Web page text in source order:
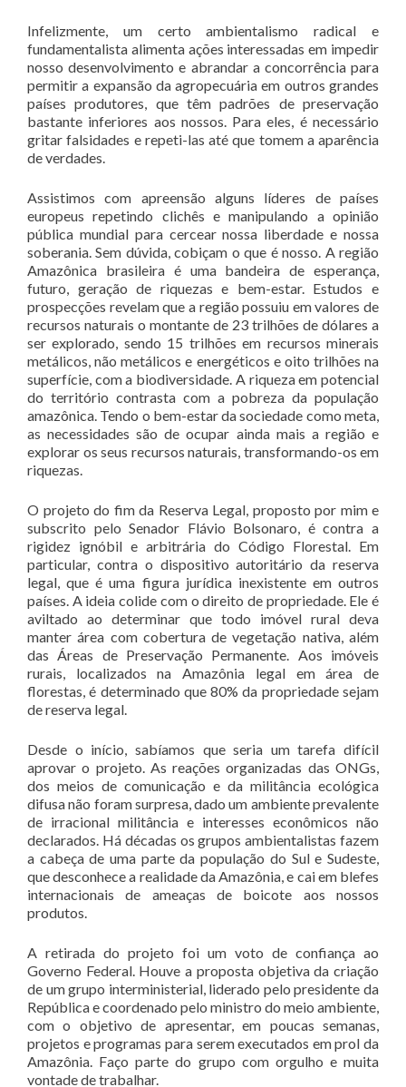
Infelizmente, um certo ambientalismo radical e
fundamentalista alimenta ações interessadas em impedir
nosso desenvolvimento e abrandar a concorrência para
permitir a expansão da agropecuária em outros grandes
países produtores, que têm padrões de preservação
bastante inferiores aos nossos. Para eles, é necessário
gritar falsidades e repeti-las até que tomem a aparência
de verdades.
Assistimos com apreensão alguns líderes de países
europeus repetindo clichês e manipulando a opinião
pública mundial para cercear nossa liberdade e nossa
soberania. Sem dúvida, cobiçam o que é nosso. A região
Amazônica brasileira é uma bandeira de esperança,
futuro, geração de riquezas e bem-estar. Estudos e
prospecções revelam que a região possuiu em valores de
recursos naturais o montante de 23 trilhões de dólares a
ser explorado, sendo 15 trilhões em recursos minerais
metálicos, não metálicos e energéticos e oito trilhões na
superfície, com a biodiversidade. A riqueza em potencial
do território contrasta com a pobreza da população
amazônica. Tendo o bem-estar da sociedade como meta,
as necessidades são de ocupar ainda mais a região e
explorar os seus recursos naturais, transformando-os em
riquezas.
O projeto do fim da Reserva Legal, proposto por mim e
subscrito pelo Senador Flávio Bolsonaro, é contra a
rigidez ignóbil e arbitrária do Código Florestal. Em
particular, contra o dispositivo autoritário da reserva
legal, que é uma figura jurídica inexistente em outros
países. A ideia colide com o direito de propriedade. Ele é
aviltado ao determinar que todo imóvel rural deva
manter área com cobertura de vegetação nativa, além
das Áreas de Preservação Permanente. Aos imóveis
rurais, localizados na Amazônia legal em área de
florestas, é determinado que 80% da propriedade sejam
de reserva legal.
Desde o início, sabíamos que seria um tarefa difícil
aprovar o projeto. As reações organizadas das ONGs,
dos meios de comunicação e da militância ecológica
difusa não foram surpresa, dado um ambiente prevalente
de irracional militância e interesses econômicos não
declarados. Há décadas os grupos ambientalistas fazem
a cabeça de uma parte da população do Sul e Sudeste,
que desconhece a realidade da Amazônia, e cai em blefes
internacionais de ameaças de boicote aos nossos
produtos.
A retirada do projeto foi um voto de confiança ao
Governo Federal. Houve a proposta objetiva da criação
de um grupo interministerial, liderado pelo presidente da
República e coordenado pelo ministro do meio ambiente,
com o objetivo de apresentar, em poucas semanas,
projetos e programas para serem executados em prol da
Amazônia. Faço parte do grupo com orgulho e muita
vontade de trabalhar.